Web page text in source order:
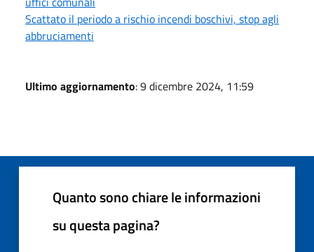
Scattato il periodo a rischio incendi boschivi, stop agli
abbruciamenti
Ultimo aggiornamento: 9 dicembre 2024, 11:59
Quanto sono chiare le informazioni
su questa pagina?